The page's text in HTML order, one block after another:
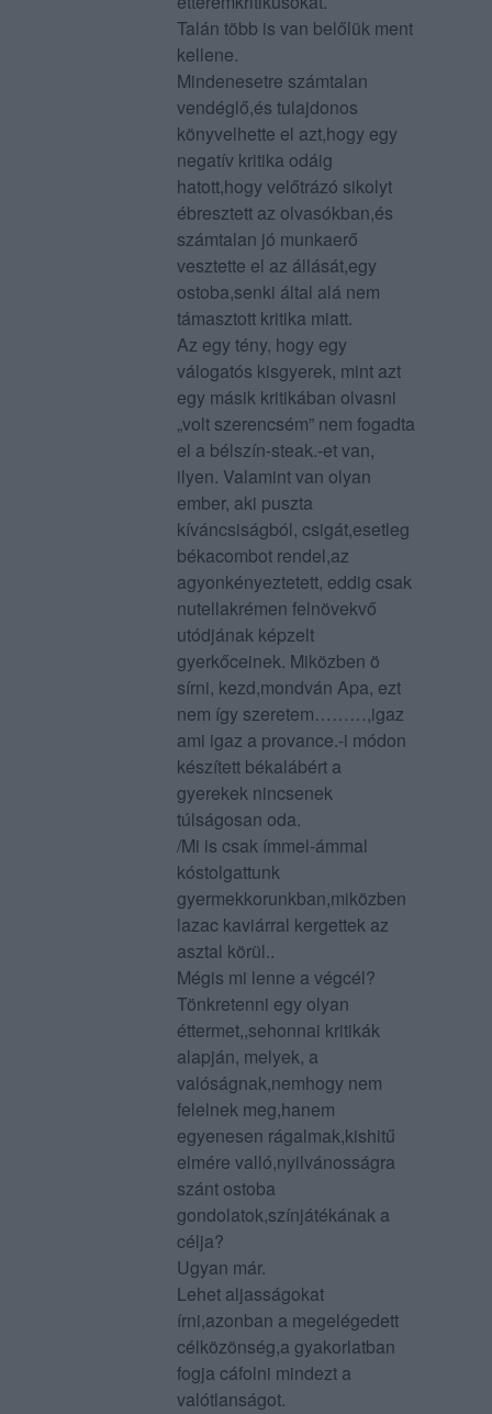
Talán több is van belőlük ment
kellene.
Mindenesetre számtalan
vendéglő,és tulajdonos
könyvelhette el azt,hogy egy
negatív kritika odáig
hatott,hogy velőtrázó sikolyt
ébresztett az olvasókban,és
számtalan jó munkaerő
vesztette el az állását,egy
ostoba,senki által alá nem
támasztott kritika miatt.
Az egy tény, hogy egy
válogatós kisgyerek, mint azt
egy másik kritikában olvasni
„volt szerencsém” nem fogadta
el a bélszín-steak.-et van,
ilyen. Valamint van olyan
ember, aki puszta
kíváncsiságból, csigát,esetleg
békacombot rendel,az
agyonkényeztetett, eddig csak
nutellakrémen felnövekvő
utódjának képzelt
gyerkőceinek. Miközben ö
sírni, kezd,mondván Apa, ezt
nem így szeretem………,igaz
ami igaz a provance.-i módon
készített békalábért a
gyerekek nincsenek
túlságosan oda.
/Mi is csak ímmel-ámmal
kóstolgattunk
gyermekkorunkban,miközben
lazac kaviárral kergettek az
asztal körül..
Mégis mi lenne a végcél?
Tönkretenni egy olyan
éttermet,,sehonnai kritikák
alapján, melyek, a
valóságnak,nemhogy nem
felelnek meg,hanem
egyenesen rágalmak,kishitű
elmére valló,nyilvánosságra
szánt ostoba
gondolatok,színjátékának a
célja?
Ugyan már.
Lehet aljasságokat
írni,azonban a megelégedett
célközönség,a gyakorlatban
fogja cáfolni mindezt a
valótlanságot.